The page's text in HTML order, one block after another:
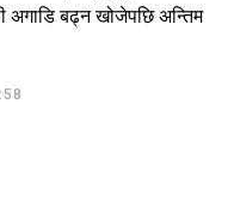
बढ्न खोजेपछि अन्तिम